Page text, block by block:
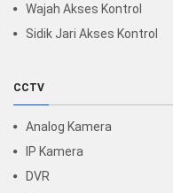
Wajah Akses Kontrol
Sidik Jari Akses Kontrol
CCTV
Analog Kamera
IP Kamera
DVR